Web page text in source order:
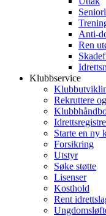
Anti-
Ren
Klubbservice
Rekruttere
Starte en ny
Forsikring
Utstyr
Søke støtte
Lisenser
Kosthold
Rent